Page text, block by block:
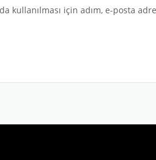
kullanılması için adım, e-posta